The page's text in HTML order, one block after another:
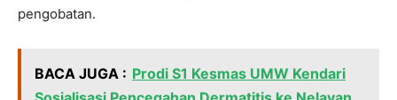
pengobatan.
BACA JUGA : Prodi S1 Kesmas UMW Kendari